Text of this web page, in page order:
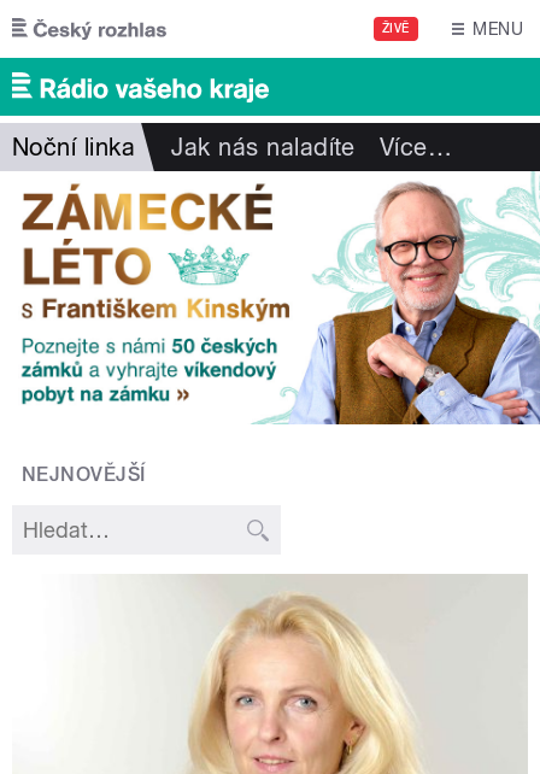
Přejít k hlavnímu obsahu
ŽIVĚ MENU
Noční linka Jak nás naladíte Více…
NEJNOVĚJŠÍ